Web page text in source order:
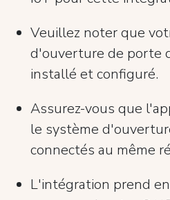
Veuillez noter que
d'ouverture de porte
installé et configuré.
Assurez-vous que
le système
connectés au même
L'intégration prend